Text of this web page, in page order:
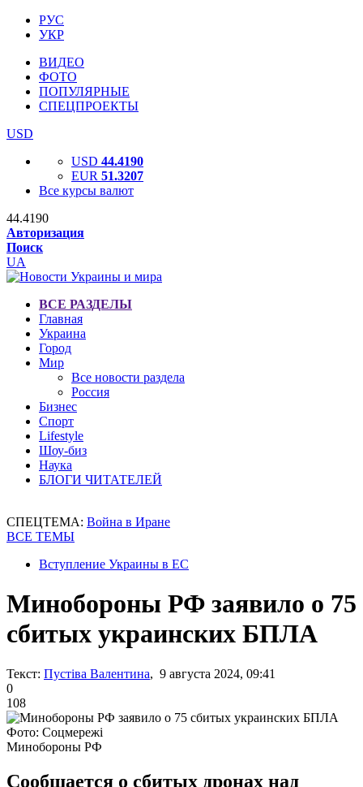
РУС
УКР
ВИДЕО
ФОТО
ПОПУЛЯРНЫЕ
СПЕЦПРОЕКТЫ
USD
USD 44.4190
EUR 51.3207
Все курсы валют
44.4190
Авторизация
Поиск
UA
ВСЕ РАЗДЕЛЫ
Главная
Украина
Город
Мир
Все новости раздела
Россия
Бизнес
Спорт
Lifestyle
Шоу-биз
Наука
БЛОГИ ЧИТАТЕЛЕЙ
СПЕЦТЕМА: Война в Иране
ВСЕ ТЕМЫ
Вступление Украины в ЕС
Минобороны РФ заявило о 75
сбитых украинских БПЛА
Текст: Пустіва Валентина, 9 августа 2024, 09:41
0
108
Фото: Соцмережі
Минобороны РФ
Сообщается о сбитых дронах над